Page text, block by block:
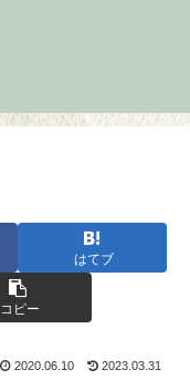
はてブ
コピー
2020.06.10 2023.03.31